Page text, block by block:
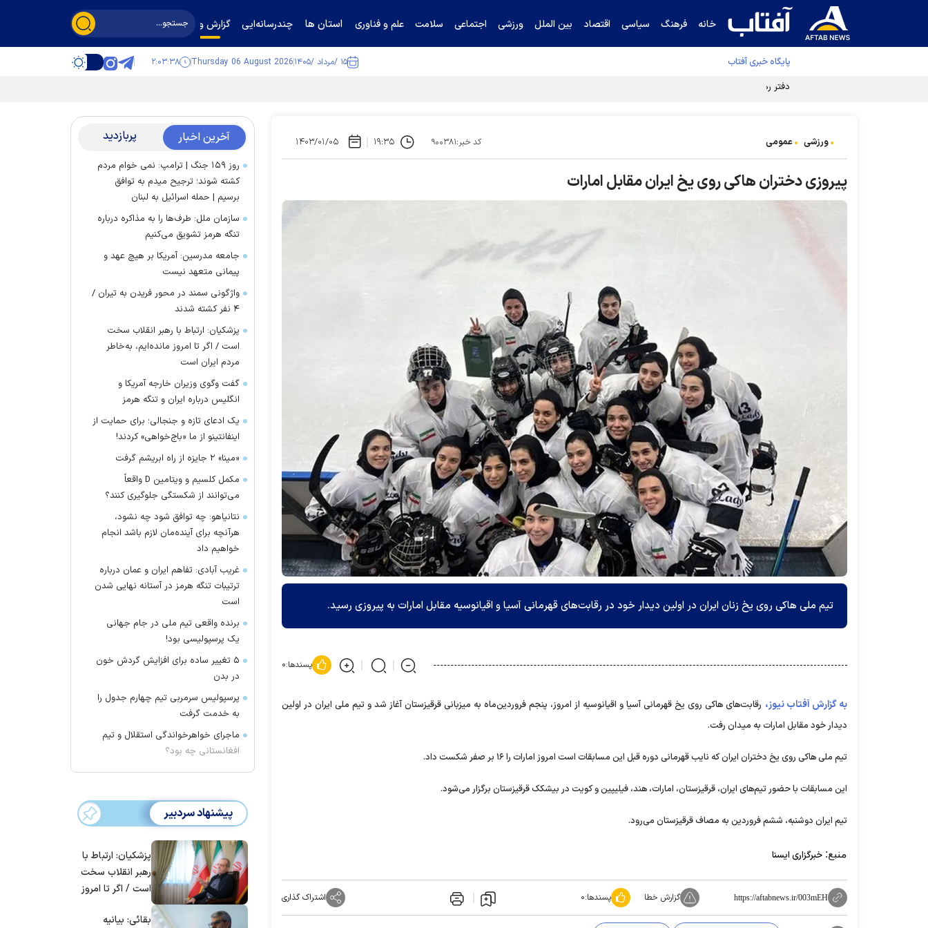
خانه فرهنگ سیاسی اقتصاد بین الملل ورزشی اجتماعی سلامت علم و فناوری استان ها چندرسانه‌ایی گزارش و گفت‌وگو
پایگاه خبری آفتاب ۱۵ /مرداد /۱۴۰۵ Thursday 06 August 2026 ۲:۰۳:۳۹
دفتر رهبر انقلاب ادعای خرازی درباره پزشکیان را تکذیب کرد
ورزشی عمومی کد خبر:۹۰۰۳۸۱ ۱۹:۳۵ ۱۴۰۳/۰۱/۰۵
پیروزی دختران هاکی روی یخ ایران مقابل امارات
تیم ملی هاکی روی یخ زنان ایران در اولین دیدار خود در رقابت‌های قهرمانی آسیا و اقیانوسیه مقابل امارات به پیروزی رسید.
پسندها:۰
به گزارش آفتاب نیوز، رقابت‌های هاکی روی یخ قهرمانی آسیا و اقیانوسیه از امروز، پنجم فروردین‌ماه به میزبانی قرقیزستان آغاز شد و تیم ملی ایران در اولین
دیدار خود مقابل امارات به میدان رفت.
تیم ملی هاکی روی یخ دختران ایران که نایب قهرمانی دوره قبل این مسابقات است امروز امارات را ۱۶ بر صفر شکست داد.
این مسابقات با حضور تیم‌های ایران، قرقیزستان، امارات، هند، فیلیپین و کویت در بیشکک قرقیزستان برگزار می‌شود.
تیم ایران دوشنبه، ششم فروردین به مصاف قرقیزستان می‌رود.
منبع: خبرگزاری ایسنا
https://aftabnews.ir/003mEH گزارش خطا پسندها:۰ اشتراک گذاری
آخرین اخبار پربازدید
روز ۱۵۹ جنگ | ترامپ: نمی خوام مردم
کشته شوند؛ ترجیح میدم به توافق
برسیم | حمله اسرائیل به لبنان
سازمان ملل: طرف‌ها را به مذاکره درباره
تنگه هرمز تشویق می‌کنیم
جامعه مدرسین: آمریکا بر هیچ عهد و
پیمانی متعهد نیست
واژگونی سمند در محور فریدن به تیران /
۴ نفر کشته شدند
پزشکیان: ارتباط با رهبر انقلاب سخت
است / اگر تا امروز مانده‌ایم، به‌خاطر
مردم ایران است
گفت وگوی وزیران خارجه آمریکا و
انگلیس درباره ایران و تنگه هرمز
یک ادعای تازه و جنجالی؛ برای حمایت از
اینفانتینو از ما «باج‌خواهی» کردند!
«مینا» ۲ جایزه از راه ابریشم گرفت
مکمل کلسیم و ویتامین D واقعاً
می‌توانند از شکستگی جلوگیری کنند؟
نتانیاهو: چه توافق شود چه نشود،
هرآنچه برای آینده‌مان لازم باشد انجام
خواهیم داد
غریب آبادی: تفاهم ایران و عمان درباره
ترتیبات تنگه هرمز در آستانه نهایی شدن
است
برنده واقعی تیم ملی در جام جهانی
یک پرسپولیسی بود!
۵ تغییر ساده برای افزایش گردش خون
در بدن
پرسپولیس سرمربی تیم چهارم جدول را
به خدمت گرفت
ماجرای خواهرخواندگی استقلال و تیم
افغانستانی چه بود؟
پیشنهاد سردبیر
پزشکیان: ارتباط با
رهبر انقلاب سخت
است / اگر تا امروز
مردم ایران است
بقائی: بیانیه